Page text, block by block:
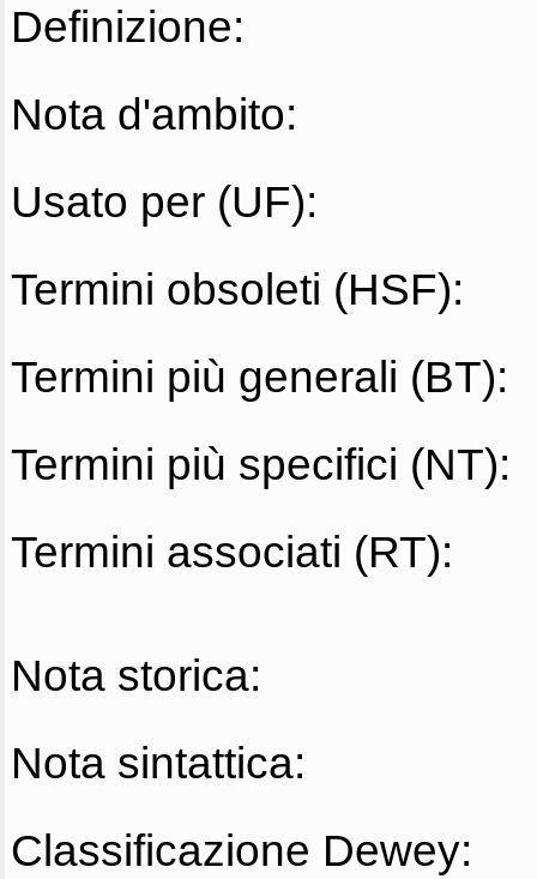
Definizione:
Nota d'ambito:
Usato per (UF):
Termini obsoleti (HSF):
Termini più generali (BT):
Termini più specifici (NT):
Termini associati (RT):
Nota storica:
Nota sintattica:
Classificazione Dewey: